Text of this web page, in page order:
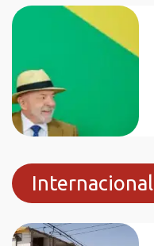
Internacional